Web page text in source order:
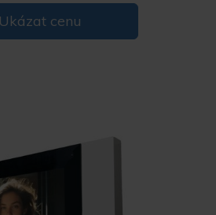
Ukázat cenu